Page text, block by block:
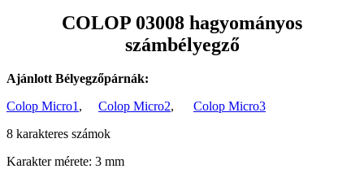
COLOP 03008 hagyományos
számbélyegző
Ajánlott Bélyegzőpárnák:
Colop Micro1, Colop Micro2, Colop Micro3
8 karakteres számok
Karakter mérete: 3 mm